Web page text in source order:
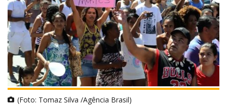
(Foto: Tomaz Silva /Agência Brasil)